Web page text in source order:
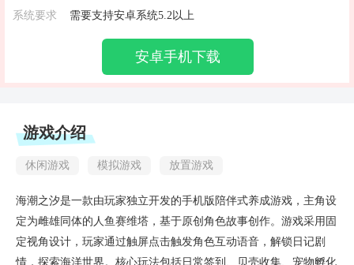
系统要求
需要支持安卓系统5.2以上
安卓手机下载
游戏介绍
休闲游戏 模拟游戏 放置游戏
海潮之汐是一款由玩家独立开发的手机版陪伴式养成游戏，主角设
定为雌雄同体的人鱼赛维塔，基于原创角色故事创作。游戏采用固
定视角设计，玩家通过触屏点击触发角色互动语音，解锁日记剧
情，探索海洋世界。核心玩法包括日常签到、贝壳收集、宠物孵化